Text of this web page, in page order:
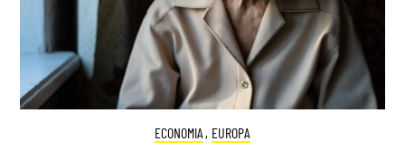
ECONOMIA , EUROPA